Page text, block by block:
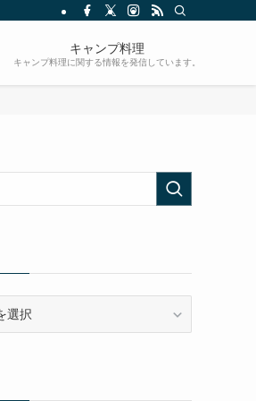
キャンプ料理
キャンプ料理に関する情報を発信しています。